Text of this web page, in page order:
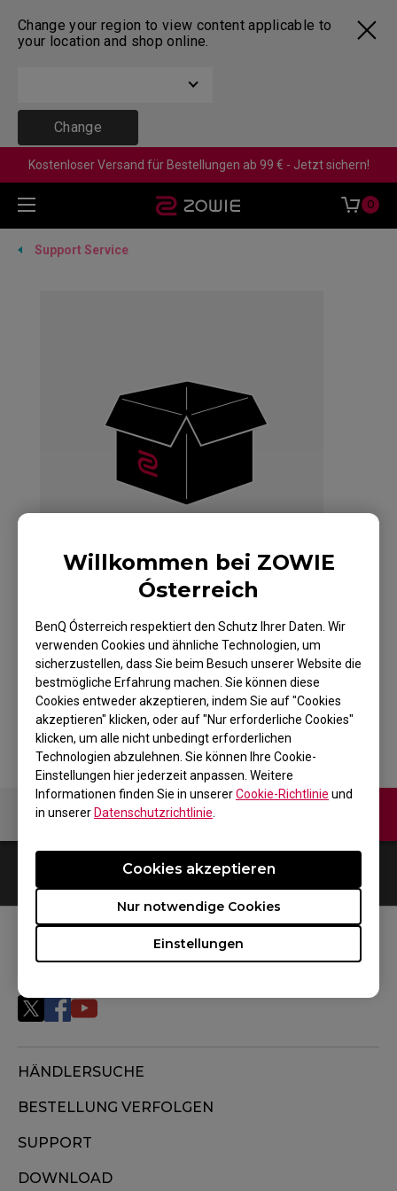
Change your region to view content applicable to
your location and shop online.
Change
Willkommen bei ZOWIE
Ósterreich
BenQ Ósterreich respektiert den Schutz Ihrer Daten. Wir
verwenden Cookies und ähnliche Technologien, um
sicherzustellen, dass Sie beim Besuch unserer Website die
bestmögliche Erfahrung machen. Sie können diese
Cookies entweder akzeptieren, indem Sie auf "Cookies
akzeptieren" klicken, oder auf "Nur erforderliche Cookies"
klicken, um alle nicht unbedingt erforderlichen
Technologien abzulehnen. Sie können Ihre Cookie-
Einstellungen hier jederzeit anpassen. Weitere
Informationen finden Sie in unsererCookie-Richtlinie und
in unserer Datenschutzrichtlinie
Einstellungen
Nur notwendige Cookies
Cookies akzeptieren
Kostenloser Versand für Bestellungen ab 99 € - Jetzt sichern!
0
Support Service
ZOWIE FK2 Maus für
Esport
Video
HÄNDLERSUCHE
BESTELLUNG VERFOLGEN
SUPPORT
DOWNLOAD